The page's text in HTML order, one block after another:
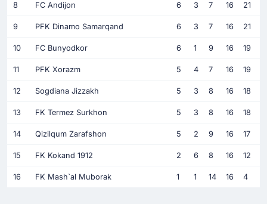
8 FC Andijon 6 3 7 16 21
9 PFK Dinamo Samarqand 6 3 7 16 21
10 FC Bunyodkor 6 1 9 16 19
11 PFK Xorazm 5 4 7 16 19
12 Sogdiana Jizzakh 5 3 8 16 18
13 FK Termez Surkhon 5 3 8 16 18
14 Qizilqum Zarafshon 5 2 9 16 17
15 FK Kokand 1912 2 6 8 16 12
16 FK Mash`al Muborak 1 1 14 16 4